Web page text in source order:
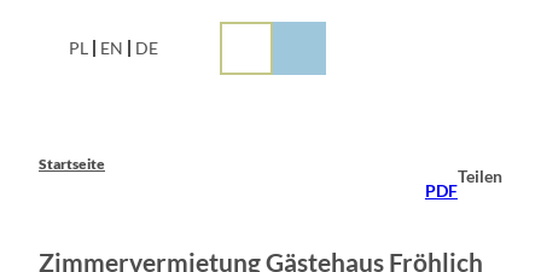
PL EN DE
Startseite
PDF
Teilen
Zimmervermietung Gästehaus Fröhlich